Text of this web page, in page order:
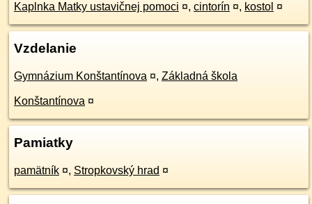
Kaplnka Matky ustavičnej pomoci ¤, cintorín ¤, kostol ¤
Vzdelanie
Gymnázium Konštantínova ¤, Základná škola
Konštantínova ¤
Pamiatky
pamätník ¤, Stropkovský hrad ¤